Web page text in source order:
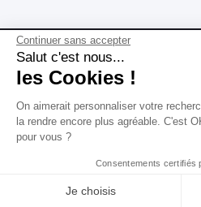
Continuer sans accepter
Salut c'est nous...
les Cookies !
On aimerait personnaliser votre
la rendre encore plus agréable. C'est
pour vous ?
Consentements certifiés
Je choisis
Plan de
Mentions
Conditions
Version
Rechercher